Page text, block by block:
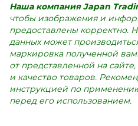
Наша компания Japan
чтобы изображения и
предоставлены корректно.
данных может
маркировка полученной
от представленной на
и качество товаров.
инструкцией по
перед его использованием.